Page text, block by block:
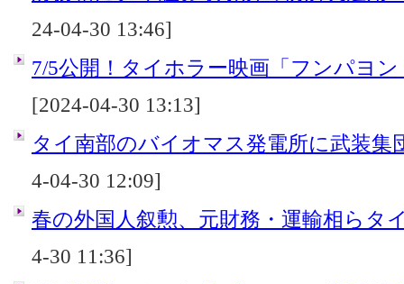
24-04-30 13:46]
7/5公開！タイホラー映画「フンパヨ
[2024-04-30 13:13]
タイ南部のバイオマス発電所に武装
4-04-30 12:09]
春の外国人叙勲、元財務・運輸相らタ
4-30 11:36]